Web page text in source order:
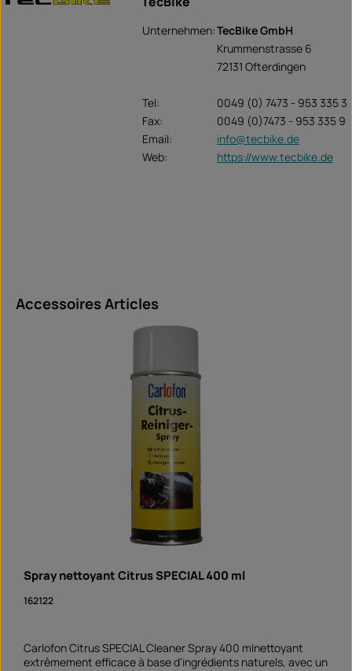
Unternehmen:TecBike GmbH
Krummenstrasse 6
72131 Ofterdingen
Tel:
0049 (0) 7473 - 953 335 3
Fax:
0049 (0)7473 - 953 335 9
Email:
info@tecbike.de
Web:
https://www.tecbike.de
Ignorer la galerie de produits
Accessoires Articles
Spray nettoyant Citrus SPECIAL 400 ml
162122
Carlofon Citrus SPECIAL Cleaner Spray 400 mlnettoyant
extrêmement efficace à base d'ingrédients naturels, avec un